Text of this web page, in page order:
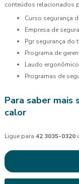
conteúdos relacionados
curso segurança
empresa de
pgr segurança do
programa de
laudo
programas de
Para saber mais
calor
Ligue para 42 3035-0320